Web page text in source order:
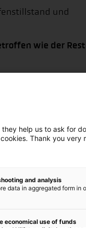
und
wie der Rest
18 ihrer
finden, um
Und wegen
help us to ask for
Thank you very
and analysis
data in aggregated form in
economical use of funds